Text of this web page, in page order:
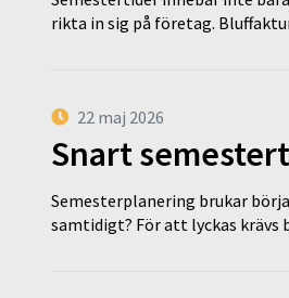
rikta in sig på företag.
22 maj 2026
Snart
Semesterplanering brukar
samtidigt? För att lyckas